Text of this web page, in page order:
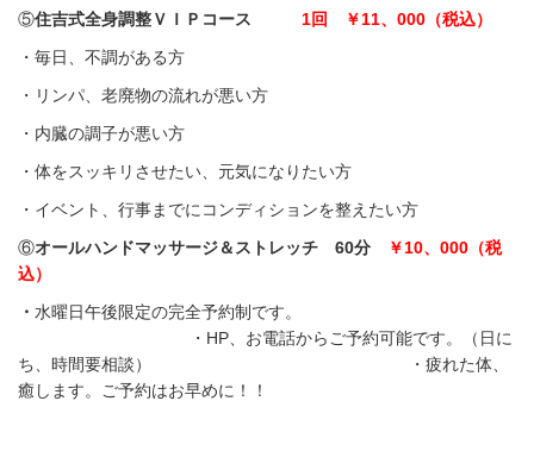
⑤住吉式全身調整ＶＩＰコース 1回 ￥11、000（税込）
・毎日、不調がある方
・リンパ、老廃物の流れが悪い方
・内臓の調子が悪い方
・体をスッキリさせたい、元気になりたい方
・イベント、行事までにコンディションを整えたい方
⑥オールハンドマッサージ＆ストレッチ 60分 ￥10、000（税
込）
・ 水曜日午後限定の完全予約制です。
・HP、お電話からご予約可能です。（日に
ち、時間要相談）
・疲れた体、
癒します。ご予約はお早めに！！